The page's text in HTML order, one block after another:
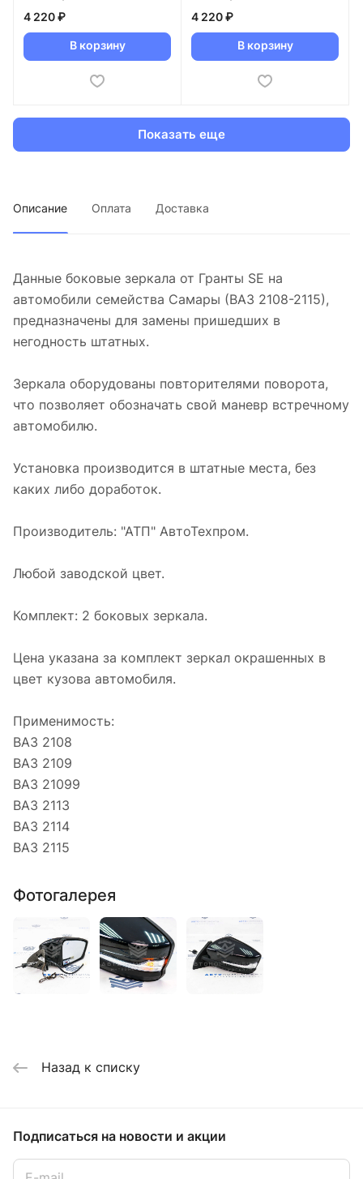
кузова (101 Кардинал)
4 220 ₽
В корзину
кузова (1011 Синий
Калипсо)
4 220 ₽
В корзину
Показать еще
Описание Оплата Доставка
Данные боковые зеркала от Гранты SE на
автомобили семейства Самары (ВАЗ 2108-2115),
предназначены для замены пришедших в
негодность штатных.
Зеркала оборудованы повторителями поворота,
что позволяет обозначать свой маневр встречному
автомобилю.
Установка производится в штатные места, без
каких либо доработок.
Производитель: "АТП" АвтоТехпром.
Любой заводской цвет.
Комплект: 2 боковых зеркала.
Цена указана за комплект зеркал окрашенных в
цвет кузова автомобиля.
Применимость:
ВАЗ 2108
ВАЗ 2109
ВАЗ 21099
ВАЗ 2113
ВАЗ 2114
ВАЗ 2115
Фотогалерея
Назад к списку
Подписаться на новости и акции